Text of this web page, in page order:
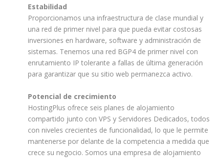
Estabilidad
Proporcionamos una infraestructura de clase mundial y
una red de primer nivel para que pueda evitar costosas
inversiones en hardware, software y administración de
sistemas. Tenemos una red BGP4 de primer nivel con
enrutamiento IP tolerante a fallas de última generación
para garantizar que su sitio web permanezca activo.
Potencial de crecimiento
HostingPlus ofrece seis planes de alojamiento
compartido junto con VPS y Servidores Dedicados, todos
con niveles crecientes de funcionalidad, lo que le permite
mantenerse por delante de la competencia a medida que
crece su negocio. Somos una empresa de alojamiento